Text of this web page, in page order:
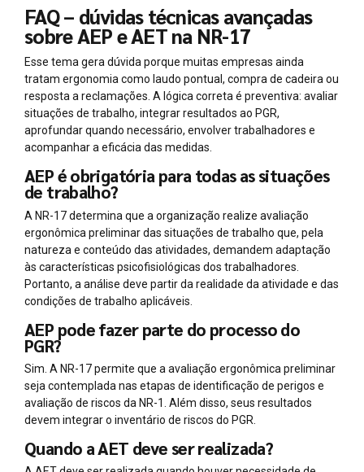
FAQ – dúvidas técnicas avançadas
sobre AEP e AET na NR-17
Esse tema gera dúvida porque muitas empresas ainda
tratam ergonomia como laudo pontual, compra de cadeira ou
resposta a reclamações. A lógica correta é preventiva: avaliar
situações de trabalho, integrar resultados ao PGR,
aprofundar quando necessário, envolver trabalhadores e
acompanhar a eficácia das medidas.
AEP é obrigatória para todas as situações
de trabalho?
A NR-17 determina que a organização realize avaliação
ergonômica preliminar das situações de trabalho que, pela
natureza e conteúdo das atividades, demandem adaptação
às características psicofisiológicas dos trabalhadores.
Portanto, a análise deve partir da realidade da atividade e das
condições de trabalho aplicáveis.
AEP pode fazer parte do processo do
PGR?
Sim. A NR-17 permite que a avaliação ergonômica preliminar
seja contemplada nas etapas de identificação de perigos e
avaliação de riscos da NR-1. Além disso, seus resultados
devem integrar o inventário de riscos do PGR.
Quando a AET deve ser realizada?